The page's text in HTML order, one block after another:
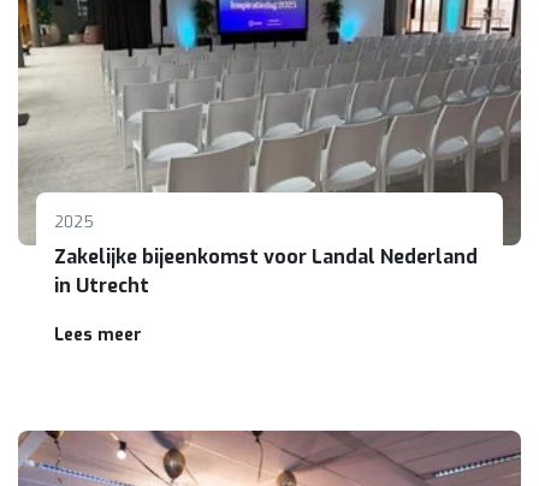
2025
Zakelijke bijeenkomst voor Landal Nederland
in Utrecht
Lees meer